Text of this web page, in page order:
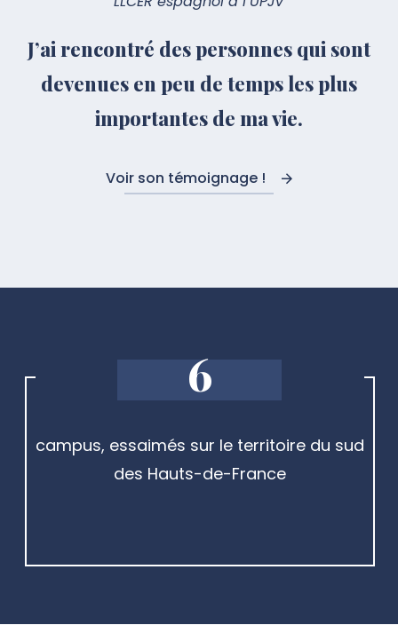
J’ai rencontré des personnes qui sont
devenues en peu de temps les plus
importantes de ma vie.
Voir son témoignage !
6
campus, essaimés sur le territoire du sud
des Hauts-de-France